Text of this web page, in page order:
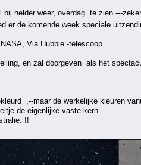
helder weer, overdag te zien ---
er de komende week speciale
Via Hubble -telescoop
en zal doorgeven als het
,--maar de werkelijke kleuren
de eigenlijke vaste kern.
!!